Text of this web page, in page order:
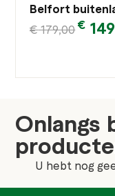
Belfort
€179,00€
Onlangs
U hebt nog